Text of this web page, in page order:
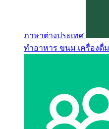
ภาษาต่างประเทศ
ทำอาหาร ขนม เครื่องดื่ม